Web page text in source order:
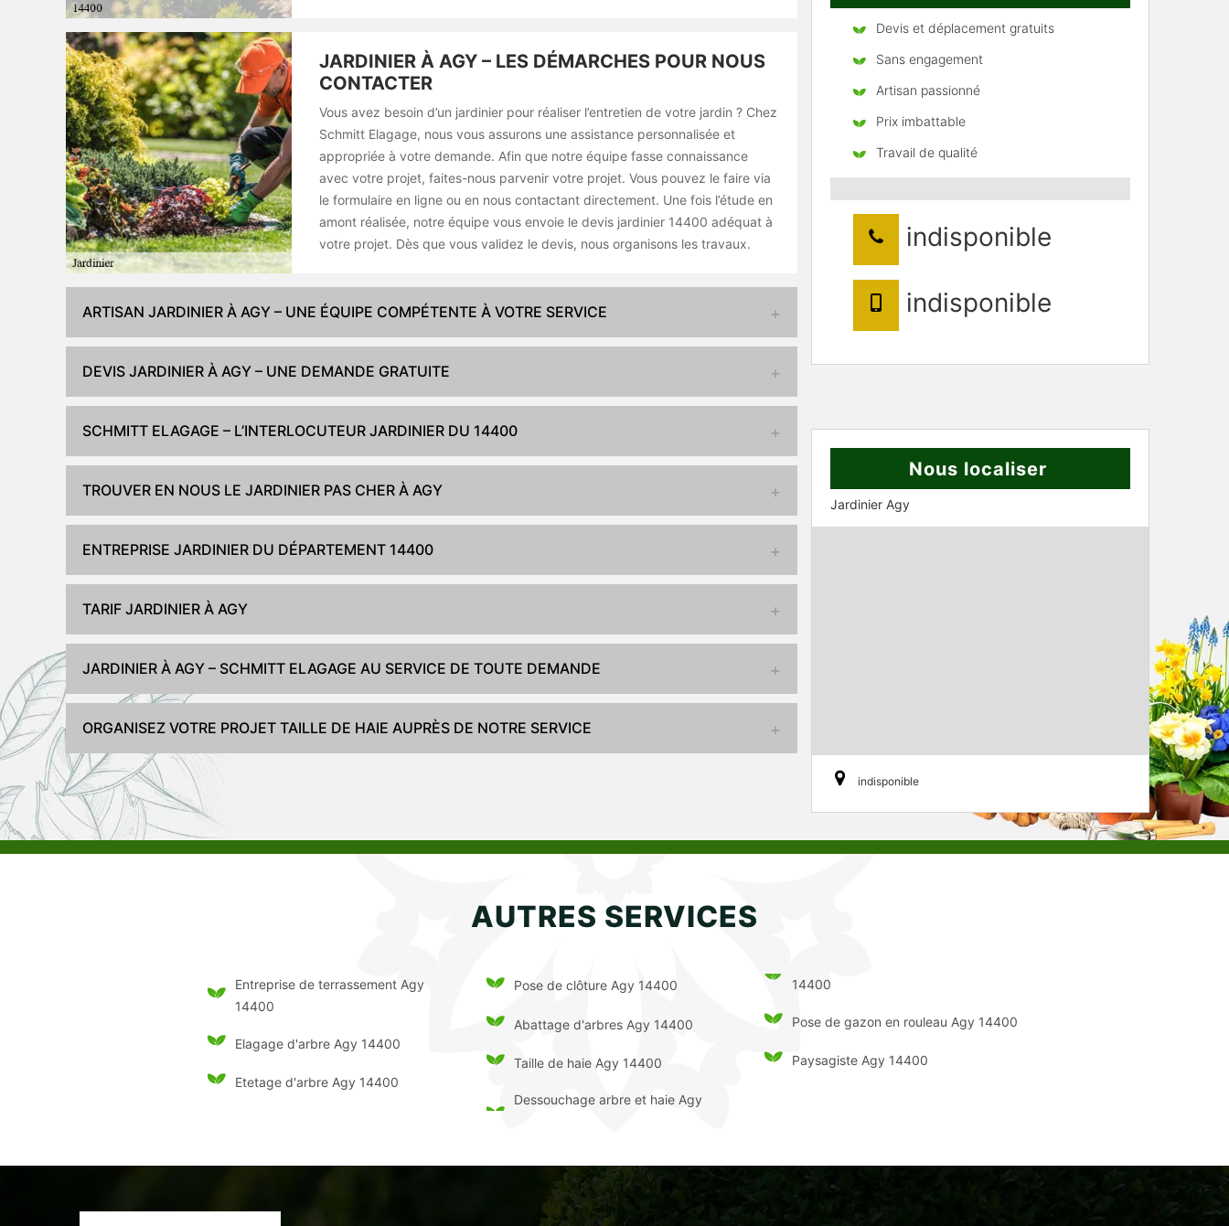
JARDINIER À AGY – LES DÉMARCHES POUR NOUS
CONTACTER
Vous avez besoin d’un jardinier pour réaliser l’entretien de votre jardin ? Chez
Schmitt Elagage, nous vous assurons une assistance personnalisée et
appropriée à votre demande. Afin que notre équipe fasse connaissance
avec votre projet, faites-nous parvenir votre projet. Vous pouvez le faire via
le formulaire en ligne ou en nous contactant directement. Une fois l’étude en
amont réalisée, notre équipe vous envoie le devis jardinier 14400 adéquat à
votre projet. Dès que vous validez le devis, nous organisons les travaux.
ARTISAN JARDINIER À AGY – UNE ÉQUIPE COMPÉTENTE À VOTRE SERVICE
DEVIS JARDINIER À AGY – UNE DEMANDE GRATUITE
SCHMITT ELAGAGE – L’INTERLOCUTEUR JARDINIER DU 14400
TROUVER EN NOUS LE JARDINIER PAS CHER À AGY
ENTREPRISE JARDINIER DU DÉPARTEMENT 14400
TARIF JARDINIER À AGY
JARDINIER À AGY – SCHMITT ELAGAGE AU SERVICE DE TOUTE DEMANDE
ORGANISEZ VOTRE PROJET TAILLE DE HAIE AUPRÈS DE NOTRE SERVICE
Devis et déplacement gratuits
Sans engagement
Artisan passionné
Prix imbattable
Travail de qualité
indisponible
indisponible
Nous localiser
Jardinier Agy
indisponible
AUTRES SERVICES
Entreprise de terrassement Agy
14400
Elagage d'arbre Agy 14400
Etetage d'arbre Agy 14400
Pose de clôture Agy 14400
Abattage d'arbres Agy 14400
Taille de haie Agy 14400
Dessouchage arbre et haie Agy
14400
Pose de gazon en rouleau Agy 14400
Paysagiste Agy 14400